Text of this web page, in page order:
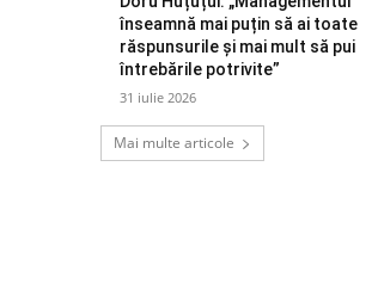
înseamnă mai puțin să ai toate
răspunsurile și mai mult să pui
întrebările potrivite”
31 iulie 2026
Mai multe articole